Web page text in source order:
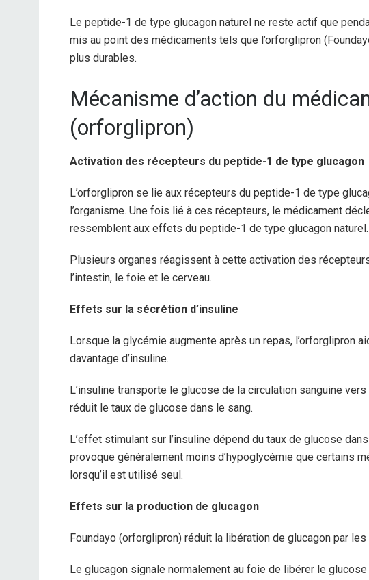
Le peptide-1 de type glucagon naturel ne reste actif que
mis au point des médicaments tels que l’orforglipron
plus durables.
Mécanisme d’action du
(orforglipron)
Activation des récepteurs du peptide-1 de type glucagon
L’orforglipron se lie aux récepteurs du peptide-1 de type
l’organisme. Une fois lié à ces récepteurs, le médicament
ressemblent aux effets du peptide-1 de type glucagon naturel.
Plusieurs organes réagissent à cette activation des
l’intestin, le foie et le cerveau.
Effets sur la sécrétion d’insuline
Lorsque la glycémie augmente après un repas, l’orforglipron
davantage d’insuline.
L’insuline transporte le glucose de la circulation sanguine
réduit le taux de glucose dans le sang.
L’effet stimulant sur l’insuline dépend du taux de glucose
provoque généralement moins d’hypoglycémie que certains
lorsqu’il est utilisé seul.
Effets sur la production de glucagon
Foundayo (orforglipron) réduit la libération de glucagon par
Le glucagon signale normalement au foie de libérer le